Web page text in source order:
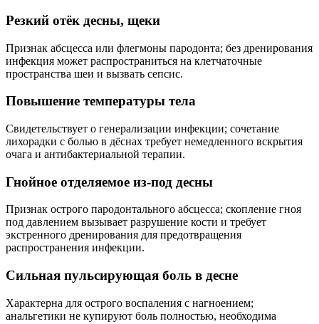
Резкий отёк десны, щеки
Признак абсцесса или флегмоны пародонта; без дренирования
инфекция может распространиться на клетчаточные
пространства шеи и вызвать сепсис.
Повышение температуры тела
Свидетельствует о генерализации инфекции; сочетание
лихорадки с болью в дёснах требует немедленного вскрытия
очага и антибактериальной терапии.
Гнойное отделяемое из-под десны
Признак острого пародонтального абсцесса; скопление гноя
под давлением вызывает разрушение кости и требует
экстренного дренирования для предотвращения
распространения инфекции.
Сильная пульсирующая боль в десне
Характерна для острого воспаления с нагноением;
анальгетики не купируют боль полностью, необходима